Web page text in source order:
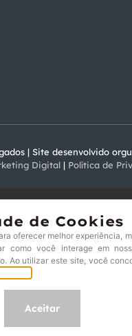
| Site desenvolvido
Digital| Política de
de Cookies
oferecer melhor experiência,
como você interage em
Ao utilizar este site, você
Aceitar